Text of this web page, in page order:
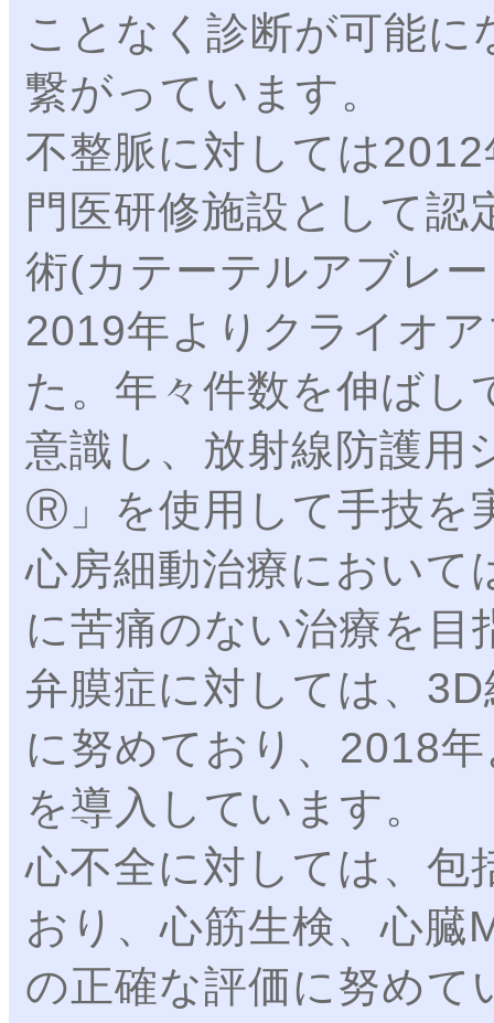
ことなく診断が可能
繋がっています。
不整脈に対しては
門医研修施設として認
術(カテーテルアブレ
2019年よりクライオ
た。年々件数を伸ばし
意識し、放射線防護用
Ⓡ」を使用して手技を
心房細動治療において
に苦痛のない治療を目
弁膜症に対しては、
に努めており、2018
を導入しています。
心不全に対しては、包
おり、心筋生検、心臓
の正確な評価に努めて